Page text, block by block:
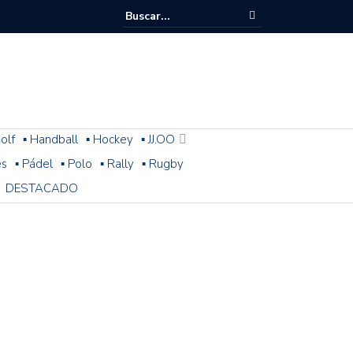
▪ Handball ▪ Hockey ▪ JJ.OO
▪ Pádel ▪ Polo ▪ Rally ▪ Rugby
DESTACADO